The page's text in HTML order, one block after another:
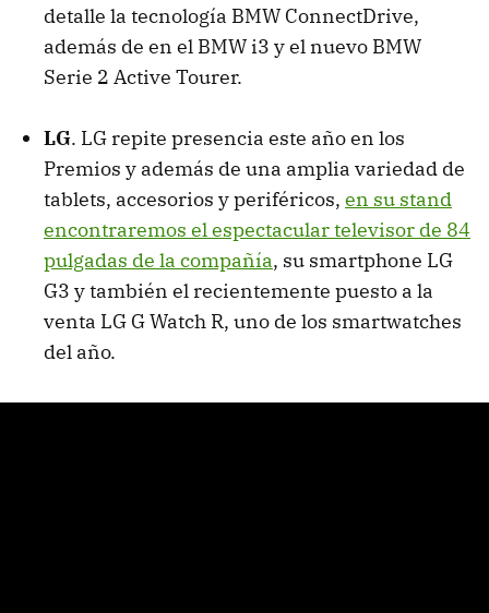
detalle la tecnología BMW ConnectDrive,
además de en el BMW i3 y el nuevo BMW
Serie 2 Active Tourer.
LG. LG repite presencia este año en los
Premios y además de una amplia variedad de
tablets, accesorios y periféricos, en su stand
encontraremos el espectacular televisor de 84
pulgadas de la compañía, su smartphone LG
G3 y también el recientemente puesto a la
venta LG G Watch R, uno de los smartwatches
del año.